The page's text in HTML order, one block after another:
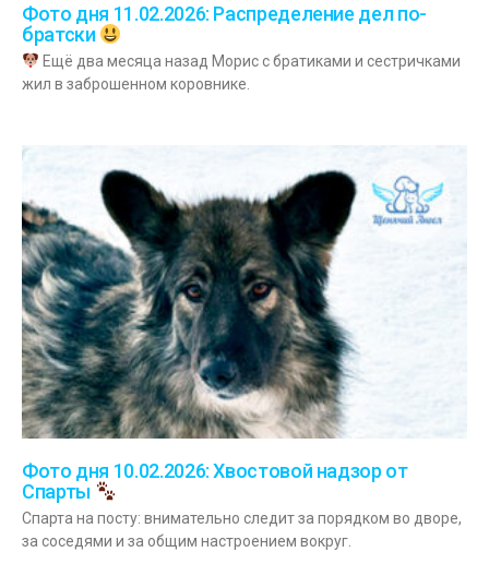
Фото дня 11.02.2026: Распределение дел по-
братски
Ещё два месяца назад Морис с братиками и сестричками
жил в заброшенном коровнике.
Фото дня 10.02.2026: Хвостовой надзор от
Спарты
Спарта на посту: внимательно следит за порядком во дворе,
за соседями и за общим настроением вокруг.